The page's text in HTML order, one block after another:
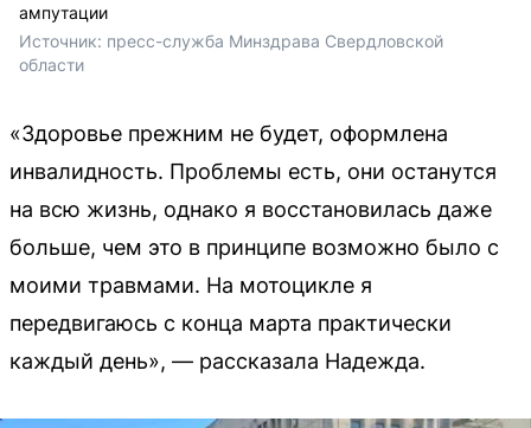
ампутации
Источник: пресс-служба Минздрава Свердловской
области
«Здоровье прежним не будет, оформлена
инвалидность. Проблемы есть, они останутся
на всю жизнь, однако я восстановилась даже
больше, чем это в принципе возможно было с
моими травмами. На мотоцикле я
передвигаюсь с конца марта практически
каждый день», — рассказала Надежда.